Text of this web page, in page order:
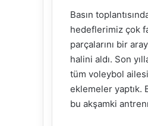
Basın
hedeflerimiz çok
parçalarını bir
halini aldı. Son
tüm voleybol
eklemeler yaptık.
bu akşamki